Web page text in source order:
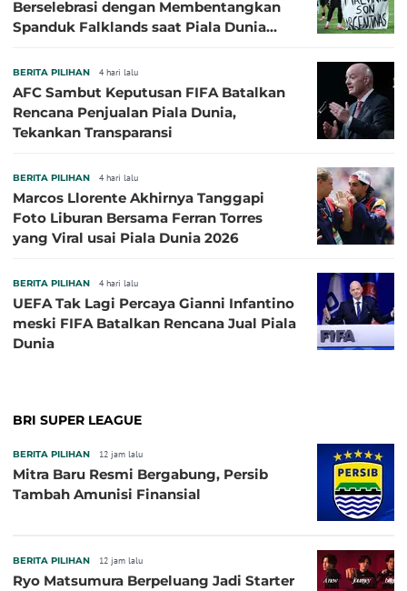
Berselebrasi dengan Membentangkan
Spanduk Falklands saat Piala Dunia
BERITA PILIHAN 4 hari lalu
AFC Sambut Keputusan FIFA Batalkan
Rencana Penjualan Piala Dunia,
Tekankan Transparansi
BERITA PILIHAN 4 hari lalu
Marcos Llorente Akhirnya Tanggapi
Foto Liburan Bersama Ferran Torres
yang Viral usai Piala Dunia 2026
BERITA PILIHAN 4 hari lalu
UEFA Tak Lagi Percaya Gianni Infantino
meski FIFA Batalkan Rencana Jual Piala
Dunia
BRI SUPER LEAGUE
BERITA PILIHAN 12 jam lalu
Mitra Baru Resmi Bergabung, Persib
Tambah Amunisi Finansial
BERITA PILIHAN 12 jam lalu
Ryo Matsumura Berpeluang Jadi Starter